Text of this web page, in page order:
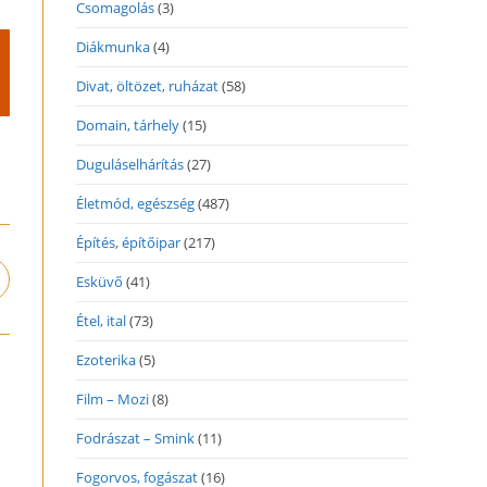
Csomagolás(3)
Diákmunka(4)
Divat, öltözet, ruházat(58)
Domain, tárhely(15)
Duguláselhárítás(27)
Életmód, egészség(487)
Építés, építőipar(217)
Esküvő (41)
Étel, ital(73)
Ezoterika(5)
Film – Mozi(8)
Fodrászat – Smink(11)
Fogorvos, fogászat(16)